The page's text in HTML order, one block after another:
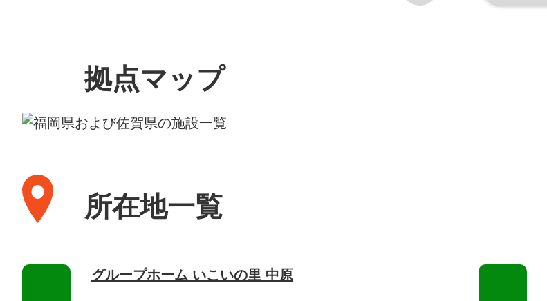
拠点マップ
所在地一覧
グループホーム いこいの里 中原